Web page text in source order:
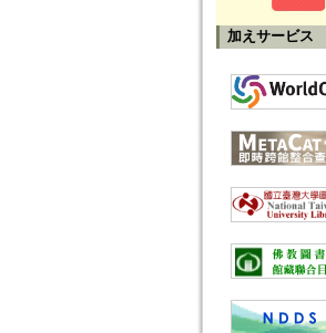
加えサービス